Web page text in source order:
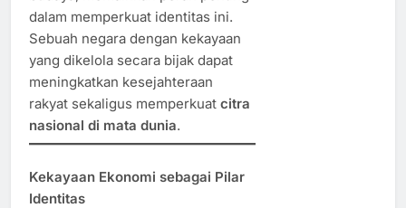
dalam memperkuat identitas ini.
Sebuah negara dengan kekayaan
yang dikelola secara bijak dapat
meningkatkan kesejahteraan
rakyat sekaligus memperkuat citra
nasional di mata dunia.
Kekayaan Ekonomi sebagai Pilar
Identitas